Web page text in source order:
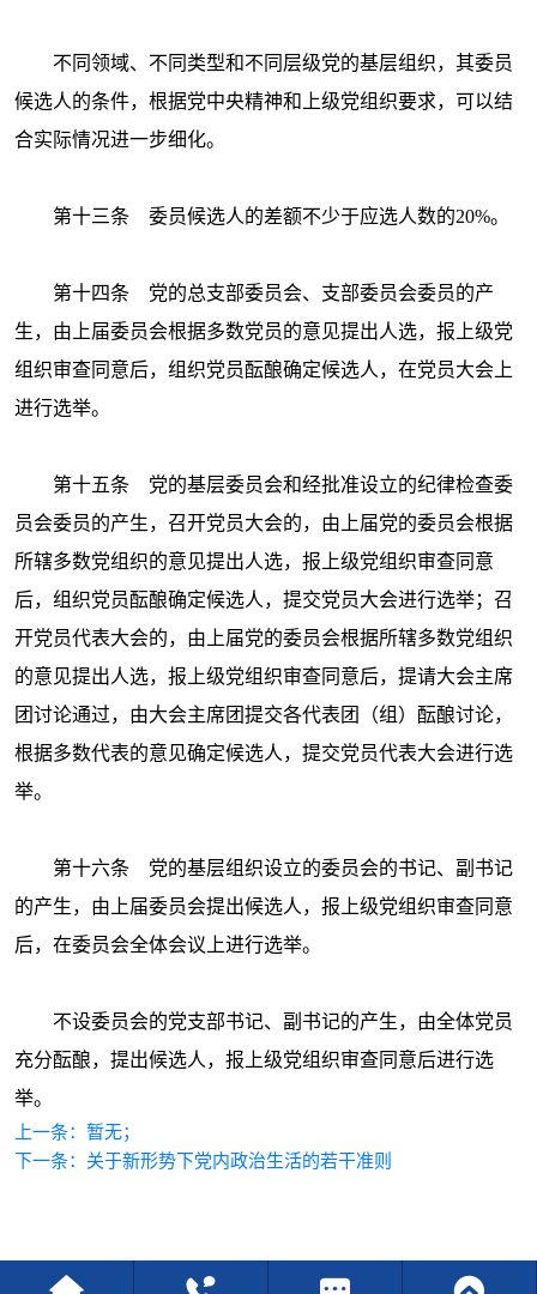
不同领域、不同类型和不同层级党的基层组织，其委员
候选人的条件，根据党中央精神和上级党组织要求，可以结
合实际情况进一步细化。
第十三条 委员候选人的差额不少于应选人数的20%。
第十四条 党的总支部委员会、支部委员会委员的产
生，由上届委员会根据多数党员的意见提出人选，报上级党
组织审查同意后，组织党员酝酿确定候选人，在党员大会上
进行选举。
第十五条 党的基层委员会和经批准设立的纪律检查委
员会委员的产生，召开党员大会的，由上届党的委员会根据
所辖多数党组织的意见提出人选，报上级党组织审查同意
后，组织党员酝酿确定候选人，提交党员大会进行选举；召
开党员代表大会的，由上届党的委员会根据所辖多数党组织
的意见提出人选，报上级党组织审查同意后，提请大会主席
团讨论通过，由大会主席团提交各代表团（组）酝酿讨论，
根据多数代表的意见确定候选人，提交党员代表大会进行选
举。
第十六条 党的基层组织设立的委员会的书记、副书记
的产生，由上届委员会提出候选人，报上级党组织审查同意
后，在委员会全体会议上进行选举。
不设委员会的党支部书记、副书记的产生，由全体党员
充分酝酿，提出候选人，报上级党组织审查同意后进行选
举。
上一条： 暂无；
下一条： 关于新形势下党内政治生活的若干准则